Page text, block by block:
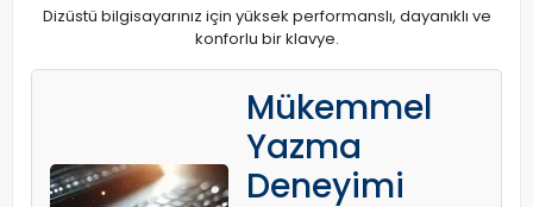
Dizüstü bilgisayarınız için yüksek performanslı, dayanıklı ve
konforlu bir klavye.
Mükemmel
Yazma
Deneyimi